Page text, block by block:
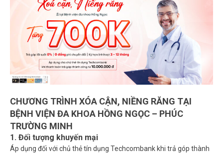
CHƯƠNG TRÌNH XÓA CẬN, NIỀNG RĂNG TẠI
BỆNH VIỆN ĐA KHOA HỒNG NGỌC – PHÚC
TRƯỜNG MINH
1. Đối tượng khuyến mại
Áp dụng đối với chủ thẻ tín dụng Techcombank khi trả góp thành